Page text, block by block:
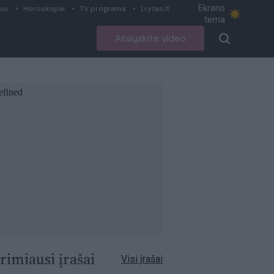
Horoskopai TV programa Lrytas.lt
Ekrano
tema
Atsiųskite video
įrašai Visi įrašai